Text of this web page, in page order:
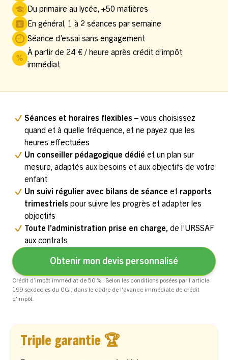
Du primaire au lycée, +50 matières
En général, 1 à 2 séances par semaine
Séance d’essai sans engagement
À partir de 24 € / heure après crédit d’impôt
immédiat
Séances et horaires flexibles – vous choisissez
quand et à quelle fréquence, et ne payez que les
heures effectuées
Un conseiller pédagogique dédié et un plan sur
mesure, adaptés aux besoins et aux objectifs de votre
enfant
Un suivi régulier avec bilans de séance et rapports
trimestriels pour suivre les progrès et adapter les
objectifs
Toute l’administration prise en charge, de l’URSSAF
aux contrats
Obtenir mon devis personnalisé
Crédit d’impôt immédiat de 50 % : Selon les conditions posées par l’article
199 sexdecies du CGI, dans le cadre de l'avance immédiate de crédit
d'impôt.
Triple garantie 🏆